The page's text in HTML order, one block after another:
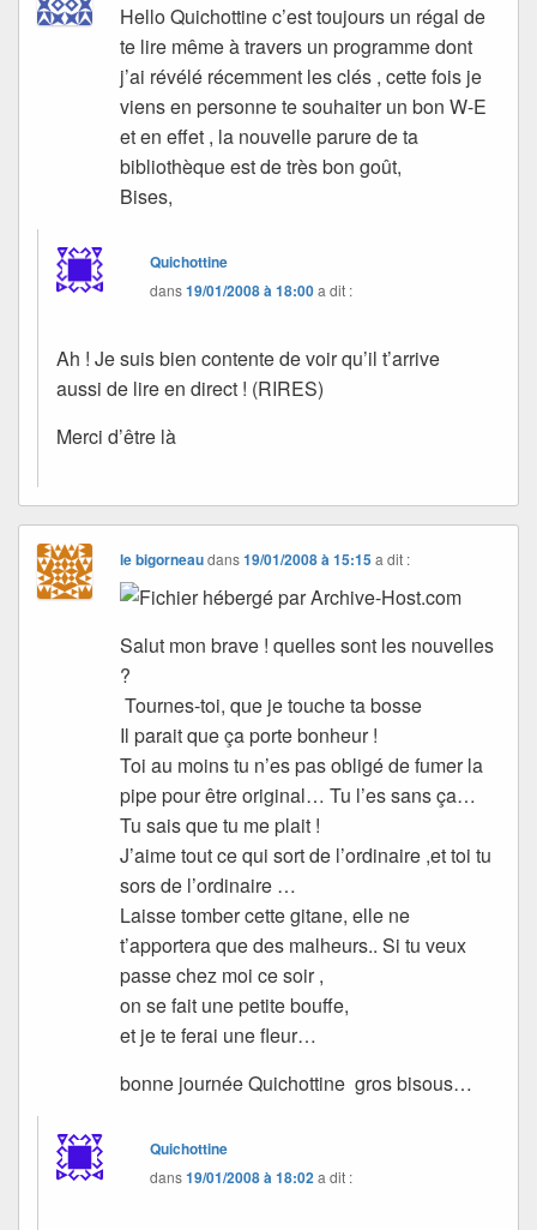
Hello Quichottine c’est toujours un régal de
te lire même à travers un programme dont
j’ai révélé récemment les clés , cette fois je
viens en personne te souhaiter un bon W-E
et en effet , la nouvelle parure de ta
bibliothèque est de très bon goût,
Bises,
Quichottine
dans19/01/2008 à 18:00a dit :
Ah ! Je suis bien contente de voir qu’il t’arrive
aussi de lire en direct ! (RIRES)
Merci d’être là
le bigorneaudans19/01/2008 à 15:15 a dit :
Salut mon brave ! quelles sont les nouvelles
?
Tournes-toi, que je touche ta bosse
Il parait que ça porte bonheur !
Toi au moins tu n’es pas obligé de fumer la
pipe pour être original… Tu l’es sans ça…
Tu sais que tu me plait !
J’aime tout ce qui sort de l’ordinaire ,et toi tu
sors de l’ordinaire …
Laisse tomber cette gitane, elle ne
t’apportera que des malheurs.. Si tu veux
passe chez moi ce soir ,
on se fait une petite bouffe,
et je te ferai une fleur…
bonne journée Quichottine gros bisous…
Quichottine
dans19/01/2008 à 18:02a dit :